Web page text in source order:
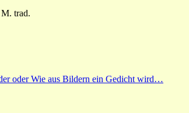
trad.
oder Wie aus Bildern ein Gedicht wird…